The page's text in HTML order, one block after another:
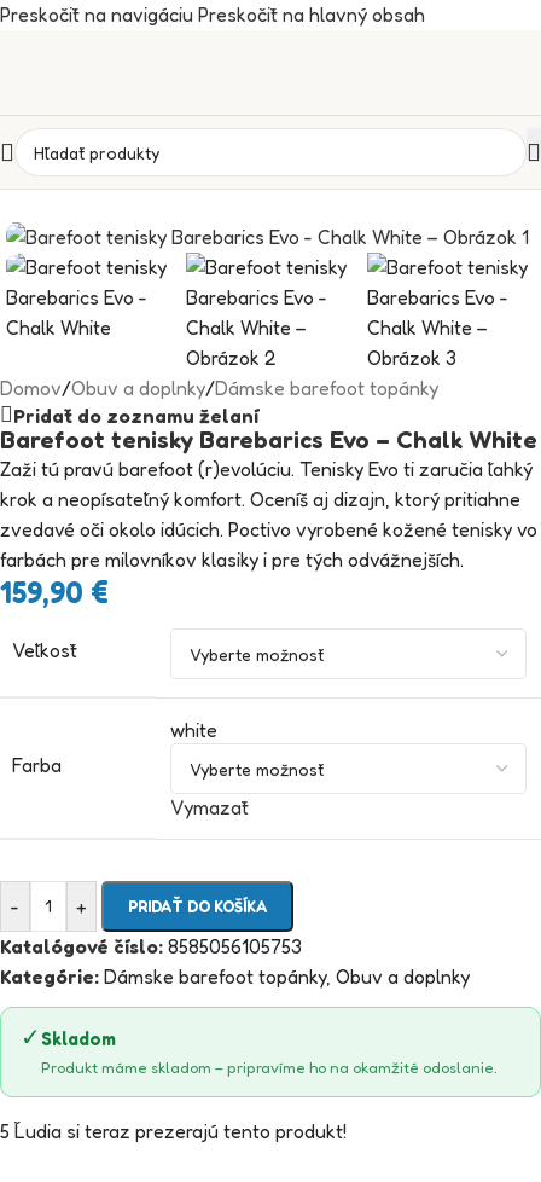
Preskočiť na navigáciu Preskočiť na hlavný obsah
Domov/Obuv a doplnky/Dámske barefoot topánky
Pridať do zoznamu želaní
Barefoot tenisky Barebarics Evo – Chalk White
Zaži tú pravú barefoot (r)evolúciu. Tenisky Evo ti zaručia ľahký
krok a neopísateľný komfort. Oceníš aj dizajn, ktorý pritiahne
zvedavé oči okolo idúcich. Poctivo vyrobené kožené tenisky vo
farbách pre milovníkov klasiky i pre tých odvážnejších.
159,90 €
Veľkosť
Farba
white
Vymazať
- + PRIDAŤ DO KOŠÍKA
Katalógové číslo: 8585056105753
Kategórie: Dámske barefoot topánky, Obuv a doplnky
✓ Skladom
Produkt máme skladom – pripravíme ho na okamžité odoslanie.
5 Ľudia si teraz prezerajú tento produkt!